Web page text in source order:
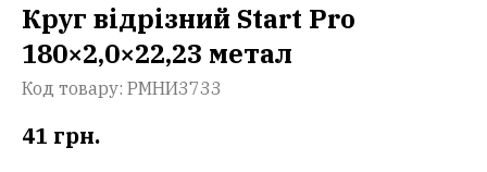
Круг відрізний Start Pro
180×2,0×22,23 метал
Код товару: РМНИ3733
41 грн.